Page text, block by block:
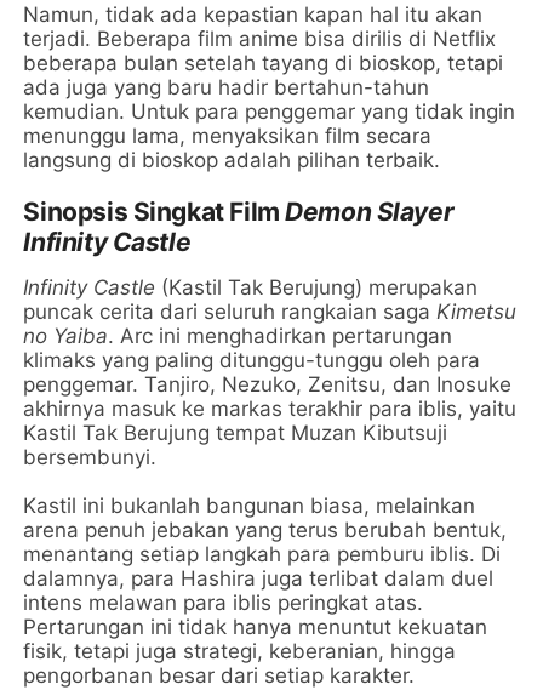
Namun, tidak ada kepastian kapan hal itu akan
terjadi. Beberapa film anime bisa dirilis di Netflix
beberapa bulan setelah tayang di bioskop, tetapi
ada juga yang baru hadir bertahun-tahun
kemudian. Untuk para penggemar yang tidak ingin
menunggu lama, menyaksikan film secara
langsung di bioskop adalah pilihan terbaik.
Sinopsis Singkat FilmDemon Slayer
Infinity Castle
Infinity Castle (Kastil Tak Berujung) merupakan
puncak cerita dari seluruh rangkaian sagaKimetsu
no Yaiba. Arc ini menghadirkan pertarungan
klimaks yang paling ditunggu-tunggu oleh para
penggemar. Tanjiro, Nezuko, Zenitsu, dan Inosuke
akhirnya masuk ke markas terakhir para iblis, yaitu
Kastil Tak Berujung tempat Muzan Kibutsuji
bersembunyi.
Kastil ini bukanlah bangunan biasa, melainkan
arena penuh jebakan yang terus berubah bentuk,
menantang setiap langkah para pemburu iblis. Di
dalamnya, para Hashira juga terlibat dalam duel
intens melawan para iblis peringkat atas.
Pertarungan ini tidak hanya menuntut kekuatan
fisik, tetapi juga strategi, keberanian, hingga
pengorbanan besar dari setiap karakter.